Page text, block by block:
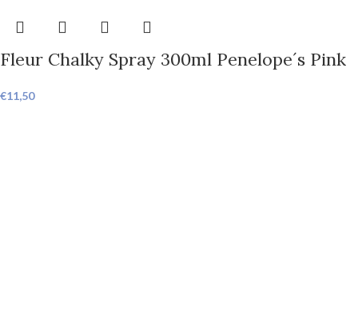
Fleur Chalky Spray 300ml Penelope´s Pink
€11,50